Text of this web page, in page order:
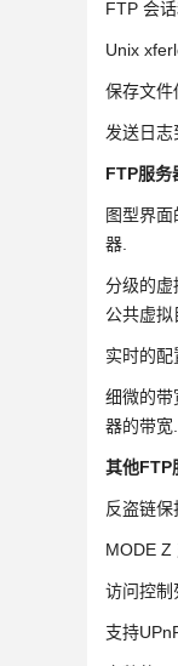
FTP 会
Unix
保存文件
发送日
FTP服务
图型界
器.
分级的虚
公共虚拟
实时的
细微的带
器的带宽.
其他FTP
反盗链保
MODE Z
访问控制
支持